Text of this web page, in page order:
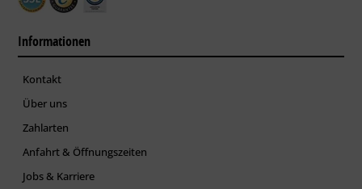
Informationen
Kontakt
Über uns
Zahlarten
Anfahrt & Öffnungszeiten
Jobs & Karriere